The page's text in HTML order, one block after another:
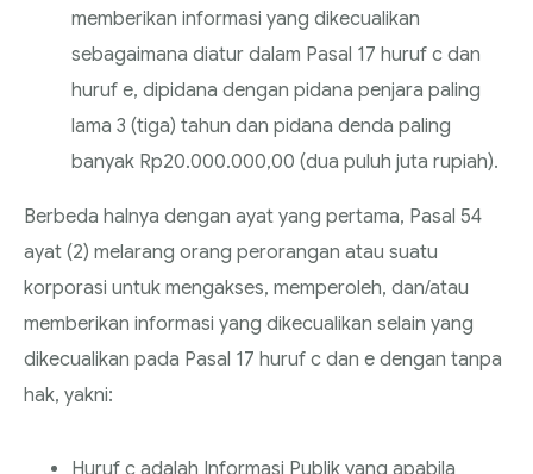
memberikan informasi yang dikecualikan
sebagaimana diatur dalam Pasal 17 huruf c dan
huruf e, dipidana dengan pidana penjara paling
lama 3 (tiga) tahun dan pidana denda paling
banyak Rp20.000.000,00 (dua puluh juta rupiah).
Berbeda halnya dengan ayat yang pertama, Pasal 54
ayat (2) melarang orang perorangan atau suatu
korporasi untuk mengakses, memperoleh, dan/atau
memberikan informasi yang dikecualikan selain yang
dikecualikan pada Pasal 17 huruf c dan e dengan tanpa
hak, yakni:
Huruf c adalah Informasi Publik yang apabila